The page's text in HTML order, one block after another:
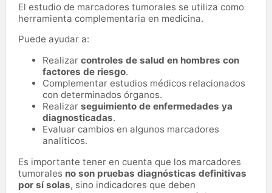
El estudio de marcadores tumorales se utiliza como
herramienta complementaria en medicina.
Puede ayudar a:
Realizar controles de salud en hombres con
factores de riesgo.
Complementar estudios médicos relacionados
con determinados órganos.
Realizar seguimiento de enfermedades ya
diagnosticadas.
Evaluar cambios en algunos marcadores
analíticos.
Es importante tener en cuenta que los marcadores
tumorales no son pruebas diagnósticas definitivas
por sí solas, sino indicadores que deben